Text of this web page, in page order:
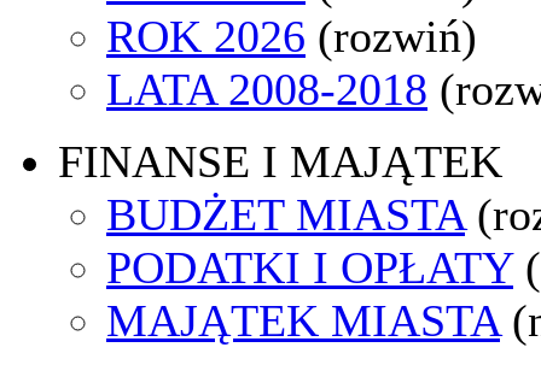
ROK 2026 (rozwiń)
LATA 2008-2018
FINANSE I MAJĄTEK
BUDŻET MIASTA
PODATKI I OPŁATY
MAJĄTEK MIASTA